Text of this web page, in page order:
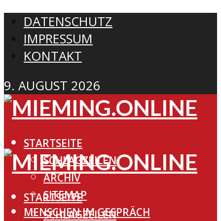
DATENSCHUTZ
IMPRESSUM
KONTAKT
9. AUGUST 2026
STARTSEITE
SCHLAGZEILEN
ARCHIV
SITEMAP
MENSCHEN IM GESPRÄCH
STARTSEITE
SCHLAGZEILEN